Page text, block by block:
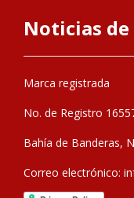
Noticias de
Marca registrada
No. de Registro
Bahía de Banderas,
Correo electrónico: